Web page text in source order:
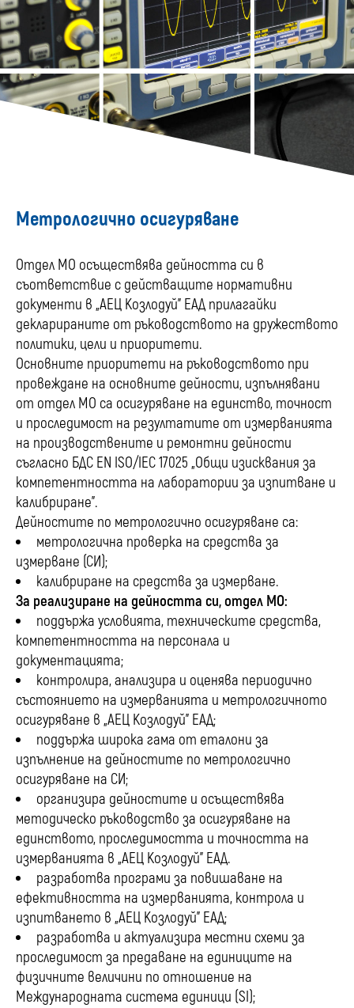
Метрологично осигуряване
Отдел МО осъществява дейността си в
съответствие с действащите нормативни
документи в „АЕЦ Козлодуй” ЕАД прилагайки
декларираните от ръководството на дружеството
политики, цели и приоритети.
Основните приоритети на ръководството при
провеждане на основните дейности, изпълнявани
от отдел МО са осигуряване на единство, точност
и проследимост на резултатите от измерванията
на производствените и ремонтни дейности
съгласно БДС EN ISO/IEC 17025 „Общи изисквания за
компетентността на лаборатории за изпитване и
калибриране”.
Дейностите по метрологично осигуряване са:
метрологична проверка на средства за
измерване (СИ);
калибриране на средства за измерване.
За реализиране на дейността си, отдел МО:
поддържа условията, техническите средства,
компетентността на персонала и
документацията;
контролира, анализира и оценява периодично
състоянието на измерванията и метрологичното
осигуряване в „АЕЦ Козлодуй” ЕАД;
поддържа широка гама от еталони за
изпълнение на дейностите по метрологично
осигуряване на СИ;
организира дейностите и осъществява
методическо ръководство за осигуряване на
единството, проследимостта и точността на
измерванията в „АЕЦ Козлодуй” ЕАД.
разработва програми за повишаване на
ефективността на измерванията, контрола и
изпитването в „АЕЦ Козлодуй” ЕАД;
разработва и актуализира местни схеми за
проследимост за предаване на единиците на
физичните величини по отношение на
Международната система единици (SI);